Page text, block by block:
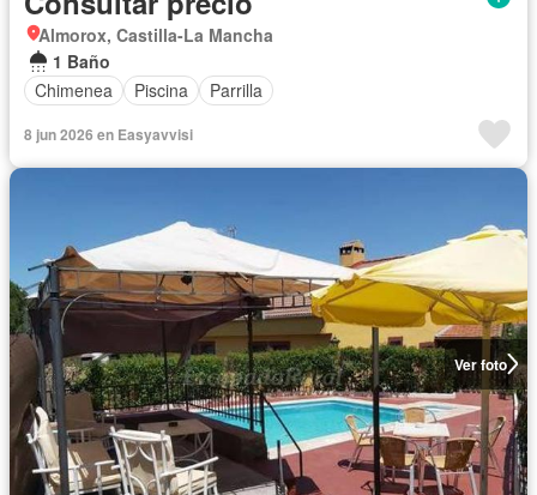
Almorox, Castilla-La Mancha
1 Baño
Chimenea
Piscina Parrilla
8 jun 2026 en Easyavvisi
Ver foto